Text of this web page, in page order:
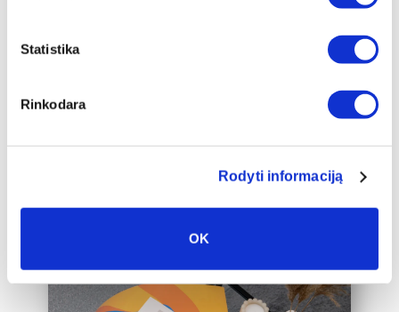
Statistika
Rinkodara
Rodyti informaciją
OK
auksinį 2cm pločio rėmelį, kuris drobę
interjero akcentu.
Jūsų jau turimą drobę, susisiekite su